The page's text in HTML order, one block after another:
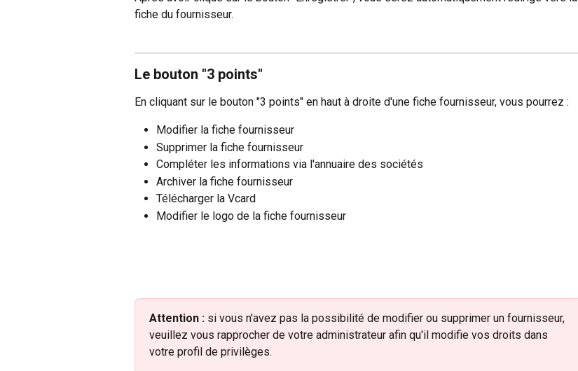
fiche du fournisseur.
Le bouton "3 points"
En cliquant sur le bouton "3 points" en haut à droite d'une fiche fournisseur, vous pourrez :
Modifier la fiche fournisseur
Supprimer la fiche fournisseur
Compléter les informations via l'annuaire des sociétés
Archiver la fiche fournisseur
Télécharger la Vcard
Modifier le logo de la fiche fournisseur
Attention : si vous n'avez pas la possibilité de modifier ou supprimer un fournisseur,
veuillez vous rapprocher de votre administrateur afin qu'il modifie vos droits dans
votre profil de privilèges.